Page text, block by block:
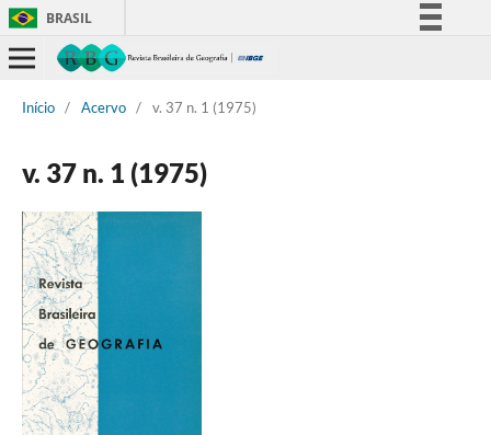
BRASIL
Início / Acervo / v. 37 n. 1 (1975)
v. 37 n. 1 (1975)